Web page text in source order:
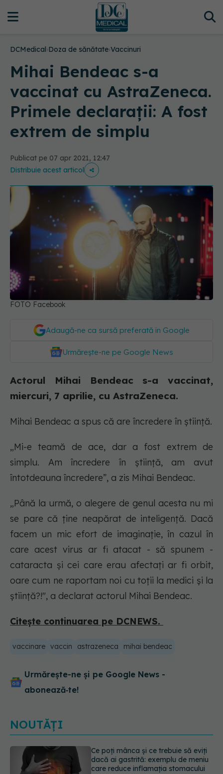
DCMedical›Doza de sănătate›Vaccinuri
Mihai Bendeac s-a
vaccinat cu AstraZeneca.
Primele declarații: A fost
extrem de simplu
Publicat pe 07 apr 2021, 12:47
Distribuie acest articol
FOTO Facebook
Adaugă-ne ca sursă preferată în Google
Urmărește-ne pe Google News
Actorul Mihai Bendeac s-a vaccinat,
miercuri, 7 aprilie, cu AstraZeneca.
Mihai Bendeac a spus că are încredere în știință.
„Mi-e teamă de ace, dar a fost extrem de
simplu. Am încredere în știință, am avut
întotdeauna încredere”, a zis Mihai Bendeac.
„Până la urmă, o alegere de genul acesta nu mi
se pare că ține neapărat de inteligență. Dacă
facem un mic efort de imaginație, în cazul în
care acest virus ar fi atacat - să spunem -
cataracta și cei care erau afectați ar fi orbit,
oare cum ne raportam noi cu toții la medici și la
știință?!", a declarat actorul Mihai Bendeac.
Citește continuarea pe DCNEWS.
vaccinare vaccin astrazeneca mihai bendeac
Urmărește-ne și pe Google News -
abonează‑te!
NOUTĂȚI
Microplasticele pot traversa bariera
placentară și modifica hormonii